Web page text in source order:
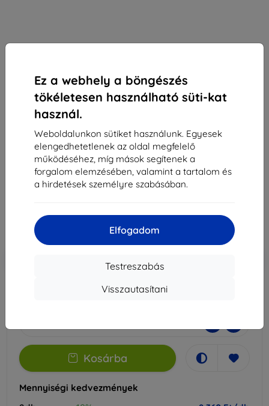
Ez a webhely a böngészés
tökéletesen használható süti-kat
használ.
Weboldalunkon sütiket használunk. Egyesek
elengedhetetlenek az oldal megfelelő
működéséhez, míg mások segítenek a
forgalom elemzésében, valamint a tartalom és
a hirdetések személyre szabásában.
Elfogadom
Testreszabás
Visszautasítani
3mk Paper Feeling védőfólia az Apple iPad Pro
12.9" készülékhez
Alkalmas: Apple iPad Pro 12.9
9 290 Ft
8 360 Ft
Ár ÁFA nelkül
Kosárba
Mennyiségi kedvezmények